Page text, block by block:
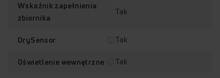
ChildLock
Mniej zagnieceń
DrySensor
AmiFilter 3.0
AD3C102LTG (E)
Wskaźnik zapełnienia
zbiornika
Tak
DrySensor Tak
Oświetlenie wewnętrzne Tak